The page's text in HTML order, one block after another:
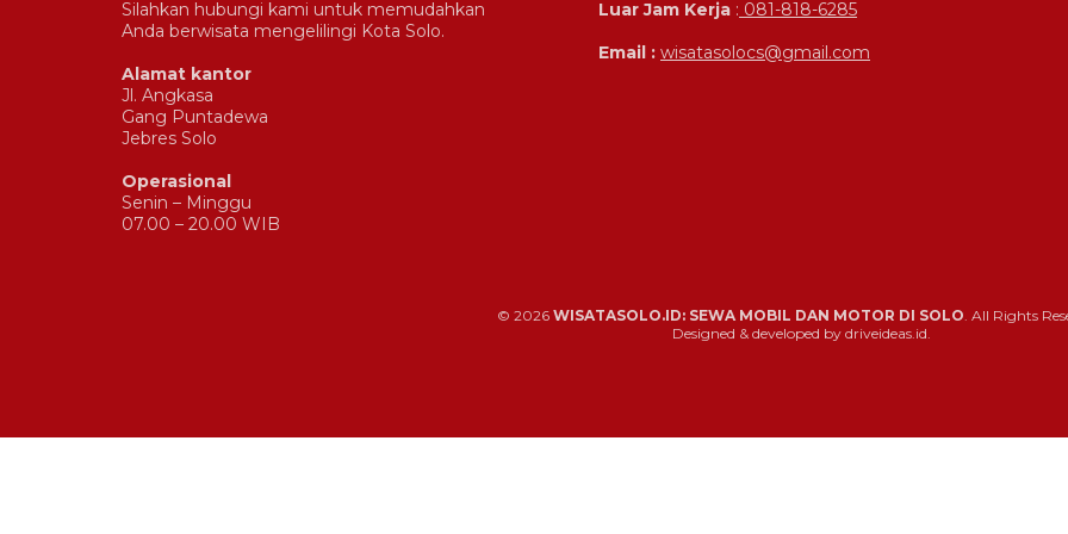
Silahkan hubungi kami untuk memudahkan
Anda berwisata mengelilingi Kota Solo.
Alamat kantor
Jl. Angkasa
Gang Puntadewa
Jebres Solo
Operasional
Senin – Minggu
07.00 – 20.00 WIB
Luar Jam Kerja : 081-818-6285
Email : wisatasolocs@gmail.com
© 2026 WISATASOLO.ID: SEWA MOBIL DAN MOTOR DI SOLO . All Rights
Designed & developed by driveideas.id.